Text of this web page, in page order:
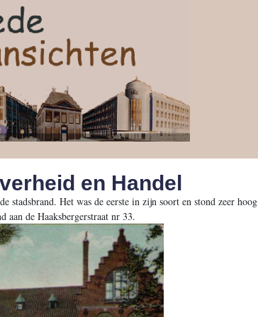
en Handel
Het was de eerste in zijn soort en stond zeer hoog
aan de Haaksbergerstraat nr 33.